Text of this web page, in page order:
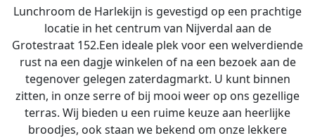
Lunchroom de Harlekijn is gevestigd op een prachtige
locatie in het centrum van Nijverdal aan de
Grotestraat 152.Een ideale plek voor een welverdiende
rust na een dagje winkelen of na een bezoek aan de
tegenover gelegen zaterdagmarkt. U kunt binnen
zitten, in onze serre of bij mooi weer op ons gezellige
terras. Wij bieden u een ruime keuze aan heerlijke
broodjes, ook staan we bekend om onze lekkere